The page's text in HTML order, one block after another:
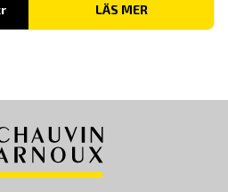
Prisintervall:
till
LÄS MER